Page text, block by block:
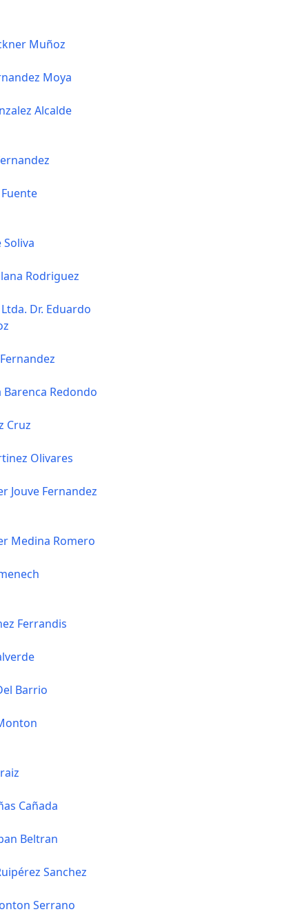
Muñoz
Moya
Alcalde
Soliva
Rodriguez
Dr. Eduardo
Redondo
Cruz
Olivares
Jouve Fernandez
Medina Romero
Ferrandis
Barrio
Cañada
Beltran
Sanchez
Serrano